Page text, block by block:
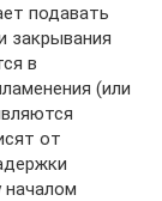
подавать
закрывания
в
(или
от
началом